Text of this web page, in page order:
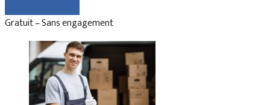
Gratuit – Sans engagement